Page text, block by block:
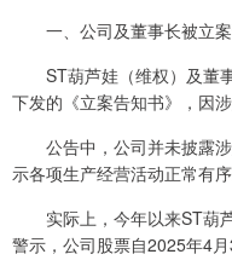
一、公司及董事长被立
ST葫芦娃（维权）及董
下发的《立案告知书》，因
公告中，公司并未披露涉
示各项生产经营活动正常有
实际上，今年以来ST葫芦
警示，公司股票自2025年4